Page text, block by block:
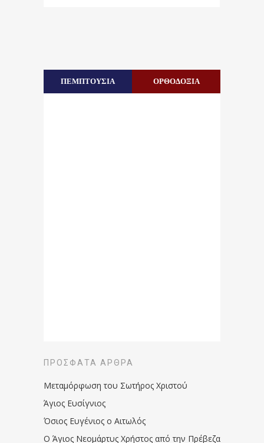
ΠΕΜΠΤΟΥΣΙΑ ΟΡΘΟΔΟΞΙΑ
ΠΡΌΣΦΑΤΑ ΆΡΘΡΑ
Μεταμόρφωση του Σωτήρος Χριστού
Άγιος Ευσίγνιος
Όσιος Ευγένιος ο Αιτωλός
Ο Άγιος Νεομάρτυς Χρήστος από την Πρέβεζα